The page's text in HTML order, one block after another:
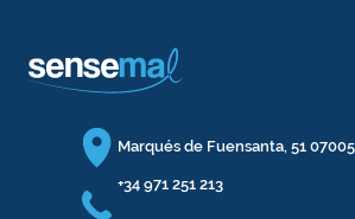
Marqués de Fuensanta, 51
+34 971 251 213